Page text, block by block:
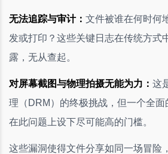
无法追踪与审计： 文件被谁在何时何
发或打印？这些关键日志在传统方式
露，无从查起。
对屏幕截图与物理拍摄无能为力： 这
理（DRM）的终极挑战，但一个全
在此问题上设下尽可能高的门槛。
这些漏洞使得文件分享如同一场冒险